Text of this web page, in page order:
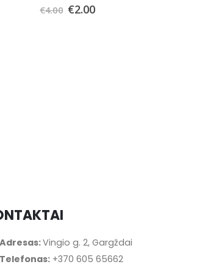
€4.00 €2.00
Adresas:Vingio g. 2, Gargždai
Telefonas: +370 605 65662